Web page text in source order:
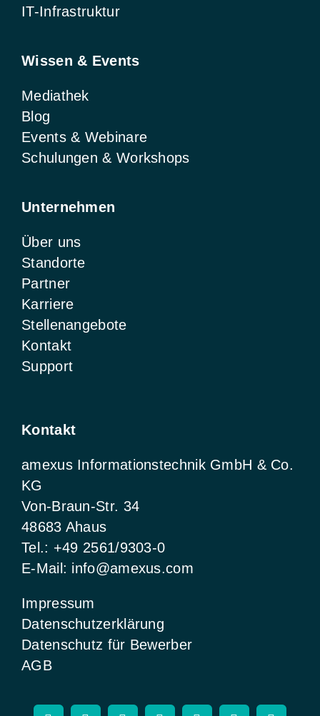
IT-Infrastruktur
Wissen & Events
Mediathek
Blog
Events & Webinare
Schulungen & Workshops
Unternehmen
Über uns
Standorte
Partner
Karriere
Stellenangebote
Kontakt
Support
Kontakt
amexus Informationstechnik GmbH & Co.
KG
Von-Braun-Str. 34
48683 Ahaus
Tel.: +49 2561/9303-0
E-Mail: info@amexus.com
Impressum
Datenschutzerklärung
Datenschutz für Bewerber
AGB